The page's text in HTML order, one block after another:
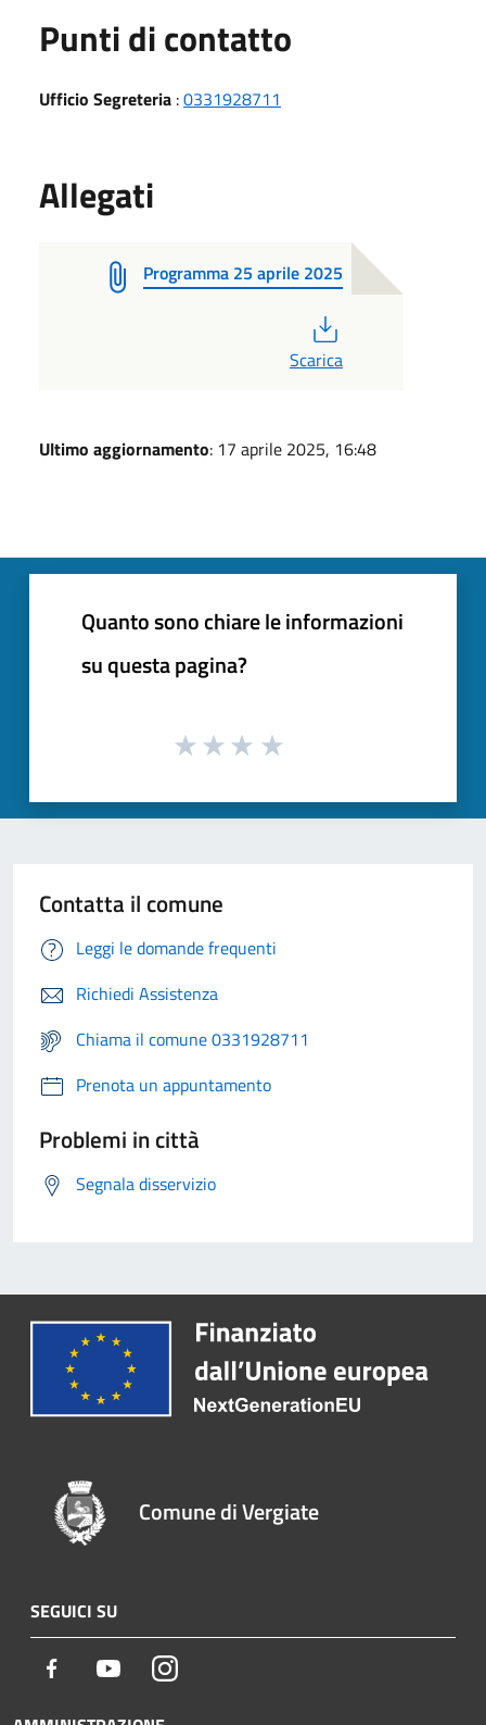
Punti di contatto
Ufficio Segreteria :0331928711
Allegati
Programma 25 aprile 2025
Scarica
Ultimo aggiornamento: 17 aprile 2025, 16:48
Quanto sono chiare le informazioni
su questa pagina?
Contatta il comune
Leggi le domande frequenti
Richiedi Assistenza
Chiama il comune 0331928711
Prenota un appuntamento
Problemi in città
Segnala disservizio
Comune di Vergiate
SEGUICI SU
Facebook YoutubeInstagram